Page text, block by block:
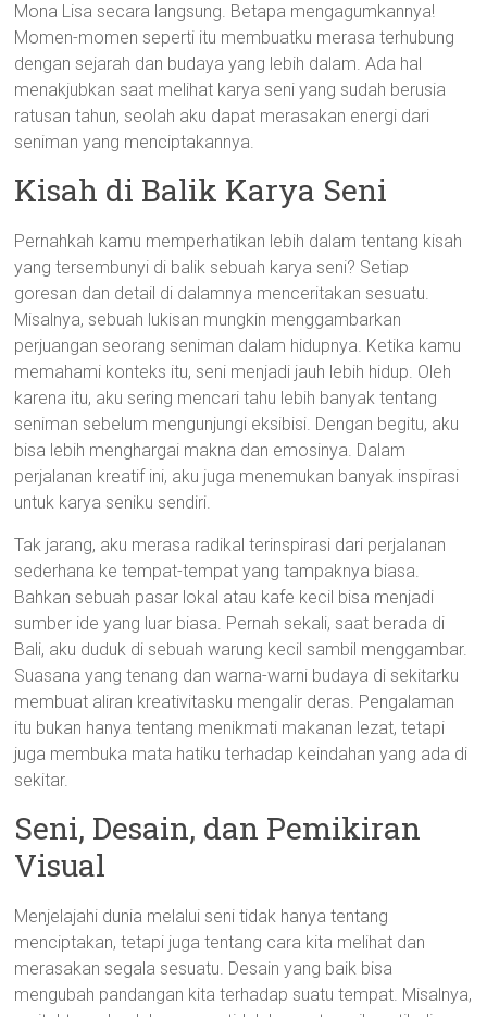
Mona Lisa secara langsung. Betapa mengagumkannya!
Momen-momen seperti itu membuatku merasa terhubung
dengan sejarah dan budaya yang lebih dalam. Ada hal
menakjubkan saat melihat karya seni yang sudah berusia
ratusan tahun, seolah aku dapat merasakan energi dari
seniman yang menciptakannya.
Kisah di Balik Karya Seni
Pernahkah kamu memperhatikan lebih dalam tentang kisah
yang tersembunyi di balik sebuah karya seni? Setiap
goresan dan detail di dalamnya menceritakan sesuatu.
Misalnya, sebuah lukisan mungkin menggambarkan
perjuangan seorang seniman dalam hidupnya. Ketika kamu
memahami konteks itu, seni menjadi jauh lebih hidup. Oleh
karena itu, aku sering mencari tahu lebih banyak tentang
seniman sebelum mengunjungi eksibisi. Dengan begitu, aku
bisa lebih menghargai makna dan emosinya. Dalam
perjalanan kreatif ini, aku juga menemukan banyak inspirasi
untuk karya seniku sendiri.
Tak jarang, aku merasa radikal terinspirasi dari perjalanan
sederhana ke tempat-tempat yang tampaknya biasa.
Bahkan sebuah pasar lokal atau kafe kecil bisa menjadi
sumber ide yang luar biasa. Pernah sekali, saat berada di
Bali, aku duduk di sebuah warung kecil sambil menggambar.
Suasana yang tenang dan warna-warni budaya di sekitarku
membuat aliran kreativitasku mengalir deras. Pengalaman
itu bukan hanya tentang menikmati makanan lezat, tetapi
juga membuka mata hatiku terhadap keindahan yang ada di
sekitar.
Seni, Desain, dan Pemikiran
Visual
Menjelajahi dunia melalui seni tidak hanya tentang
menciptakan, tetapi juga tentang cara kita melihat dan
merasakan segala sesuatu. Desain yang baik bisa
mengubah pandangan kita terhadap suatu tempat. Misalnya,